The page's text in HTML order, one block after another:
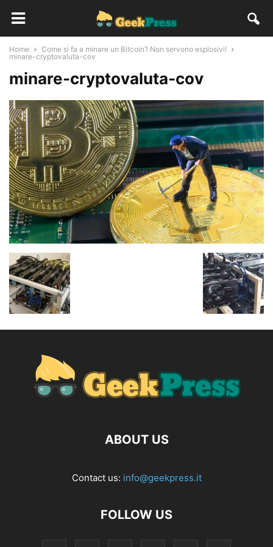
Home
Come si fa a minare un Bitcoin? Non servono esplosivi!
minare-cryptovaluta-cov
minare-cryptovaluta-cov
ABOUT US
Contact us: info@geekpress.it
FOLLOW US